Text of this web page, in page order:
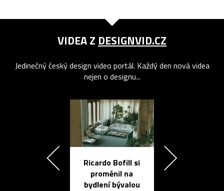
VIDEA Z DESIGNVID.CZ
Jedinečný český design video portál. Každý den nová videa
nejen o designu...
Ricardo Bofill si
proměnil na
bydlení bývalou